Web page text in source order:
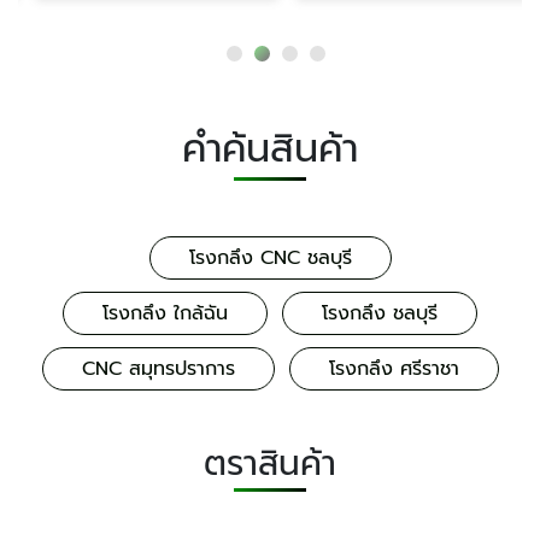
คำค้นสินค้า
โรงกลึง CNC ชลบุรี
โรงกลึง ใกล้ฉัน
โรงกลึง ชลบุรี
CNC สมุทรปราการ
โรงกลึง ศรีราชา
ตราสินค้า